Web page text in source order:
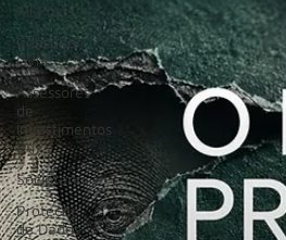
All Posts
Consultor
CVM
Assessores
de
Investimentos
(AI)
Societário
Proteção
de Dados